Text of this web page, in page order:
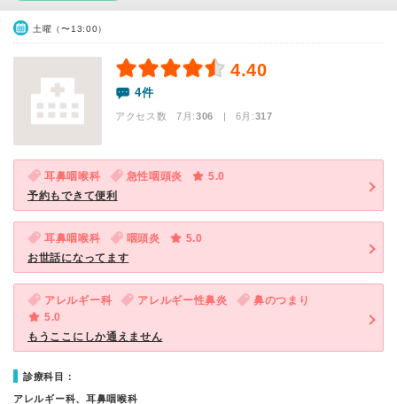
土曜（〜13:00）
4.40
4件
アクセス数 7月:306 | 6月:317
耳鼻咽喉科 急性咽頭炎
5.0
予約もできて便利
耳鼻咽喉科 咽頭炎
5.0
お世話になってます
アレルギー科 アレルギー性鼻炎
鼻のつまり
5.0
もうここにしか通えません
診療科目：
アレルギー科、耳鼻咽喉科